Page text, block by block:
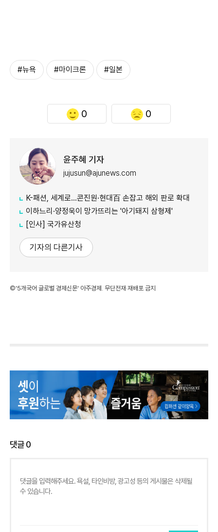
#뉴욕 #마이크론 #일본
0 0
윤주혜 기자
jujusun@ajunews.com
K-패션, 세계로…콘진원·현대百 손잡고 해외 판로 확대
이하느리·양정욱이 망가뜨리는 '아기돼지 삼형제'
[인사] 국가유산청
기자의 다른기사
©'5개국어 글로벌 경제신문' 아주경제. 무단전재·재배포 금지
댓글0